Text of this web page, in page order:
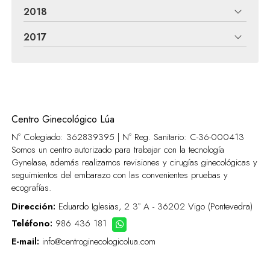
2018
2017
Centro Ginecológico Lúa
Nº Colegiado: 362839395 | Nº Reg. Sanitario: C-36-000413
Somos un centro autorizado para trabajar con la tecnología
Gynelase, además realizamos revisiones y cirugías ginecológicas y
seguimientos del embarazo con las convenientes pruebas y
ecografías.
Dirección: Eduardo Iglesias, 2 3º A - 36202 Vigo (Pontevedra)
Teléfono: 986 436 181
E-mail: info@centroginecologicolua.com